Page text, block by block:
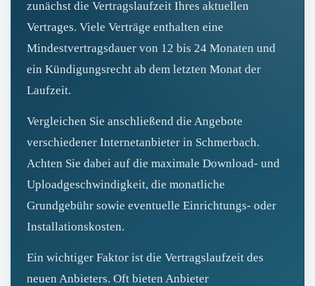
zunächst die Vertragslaufzeit Ihres aktuellen
Vertrages. Viele Verträge enthalten eine
Mindestvertragsdauer von 12 bis 24 Monaten und
ein Kündigungsrecht ab dem letzten Monat der
Laufzeit.
Vergleichen Sie anschließend die Angebote
verschiedener Internetanbieter in Schmerbach.
Achten Sie dabei auf die maximale Download- und
Uploadgeschwindigkeit, die monatliche
Grundgebühr sowie eventuelle Einrichtungs- oder
Installationskosten.
Ein wichtiger Faktor ist die Vertragslaufzeit des
neuen Anbieters. Oft bieten Anbieter